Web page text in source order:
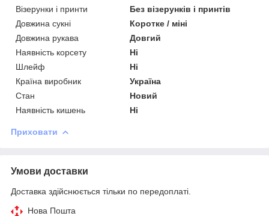
Візерунки і принти
Без візерунків і принтів
Довжина сукні
Коротке / міні
Довжина рукава
Довгий
Наявність корсету
Ні
Шлейф
Ні
Країна виробник
Україна
Стан
Новий
Наявність кишень
Ні
Приховати
Умови доставки
Доставка здійснюється тільки по передоплаті.
Нова Пошта